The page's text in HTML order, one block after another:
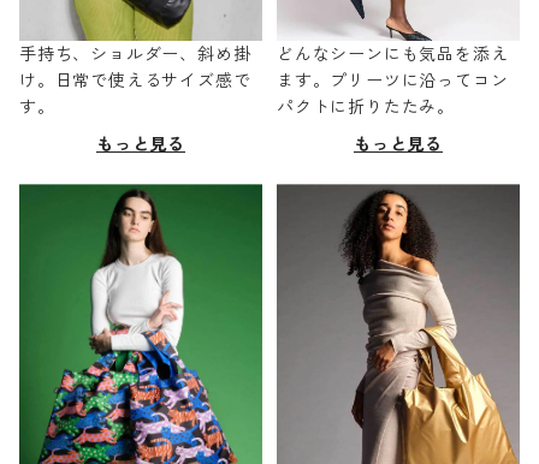
手持ち、ショルダー、斜め掛
け。日常で使えるサイズ感で
す。
もっと見る
どんなシーンにも気品を添え
ます。プリーツに沿ってコン
パクトに折りたたみ。
もっと見る